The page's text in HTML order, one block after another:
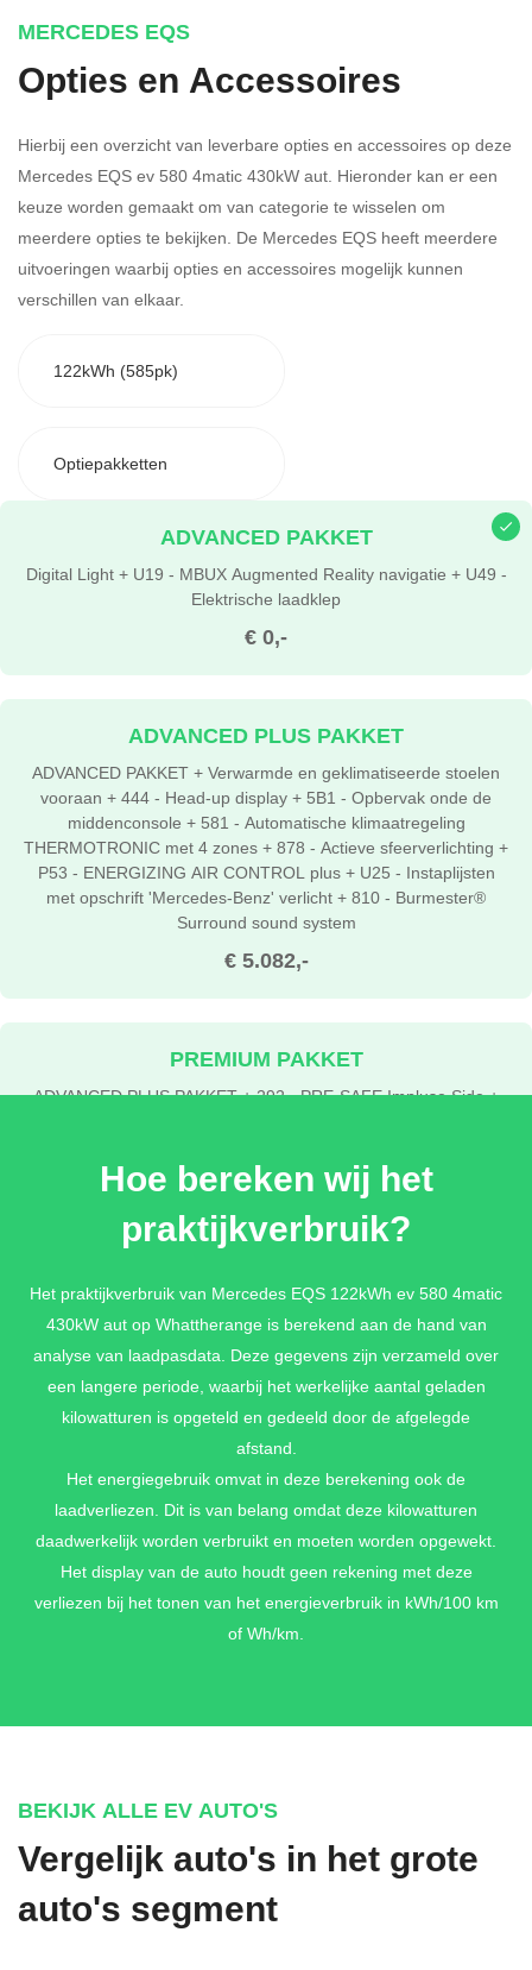
MERCEDES EQS
Opties en Accessoires
Hierbij een overzicht van leverbare opties en accessoires op deze
Mercedes EQS ev 580 4matic 430kW aut. Hieronder kan er een
keuze worden gemaakt om van categorie te wisselen om
meerdere opties te bekijken. De Mercedes EQS heeft meerdere
uitvoeringen waarbij opties en accessoires mogelijk kunnen
verschillen van elkaar.
122kWh (585pk)
Optiepakketten
€ 0,-
ADVANCED PAKKET
Digital Light + U19 - MBUX Augmented Reality navigatie + U49 -
Elektrische laadklep
€ 5.082,-
ADVANCED PLUS PAKKET
ADVANCED PAKKET + Verwarmde en geklimatiseerde stoelen
vooraan + 444 - Head-up display + 5B1 - Opbervak onde de
middenconsole + 581 - Automatische klimaatregeling
THERMOTRONIC met 4 zones + 878 - Actieve sfeerverlichting +
P53 - ENERGIZING AIR CONTROL plus + U25 - Instaplijsten
met opschrift 'Mercedes-Benz' verlicht + 810 - Burmester®
Surround sound system
€ 8.470,-
PREMIUM PAKKET
ADVANCED PLUS PAKKET + 292 - PRE-SAFE Impluse Side +
GUARD 360 inbraakwerend warmte - en geluidsisolerend
gelaagd veiligheidsglas + P21 - AIR BALANCE pakket
€ 3.933,-
EXECUTIVE REAR SEAT PAKKET
561 - Designerveiligheidsgordels vooraan en achteraan + 7U3 -
Executive seats + 322 - Nek- en schouderverwarming achteraan
+ 452 - Passagiersstoel vooraan elektrisch verstelbaar vanuit
het achtercompartiment + 406 - Multicountourstoelen achteraan
met met actieve kussens en massagefunctie + 903 -
stoelverwarming Plus achteraan
REAR SEAT PAKKET PLUS
MANUFAKTUR INTERIEURPAKKET
MANUFAKTUR stuurwiel in tweekleurig nappaleder + 590 -
Hoe bereken wij het
praktijkverbruik?
Het praktijkverbruik van Mercedes EQS 122kWh ev 580 4matic
430kW aut op Whattherange is berekend aan de hand van
analyse van laadpasdata. Deze gegevens zijn verzameld over
een langere periode, waarbij het werkelijke aantal geladen
kilowatturen is opgeteld en gedeeld door de afgelegde
afstand.
Het energiegebruik omvat in deze berekening ook de
laadverliezen. Dit is van belang omdat deze kilowatturen
daadwerkelijk worden verbruikt en moeten worden opgewekt.
Het display van de auto houdt geen rekening met deze
verliezen bij het tonen van het energieverbruik in kWh/100 km
of Wh/km.
BEKIJK ALLE EV AUTO'S
Vergelijk auto's in het grote
auto's segment